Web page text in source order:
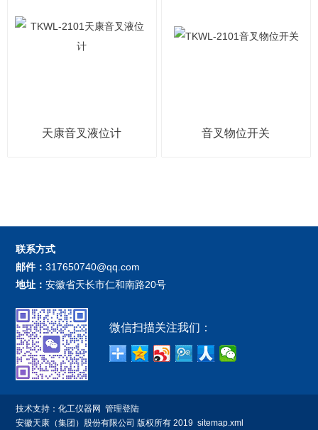
天康音叉液位计 音叉物位开关
联系方式
邮件：317650740@qq.com
地址：安徽省天长市仁和南路20号
微信扫描关注我们：
技术支持：化工仪器网
管理登陆
安徽天康（集团）股份有限公司 版权所有 2019 sitemap.xml